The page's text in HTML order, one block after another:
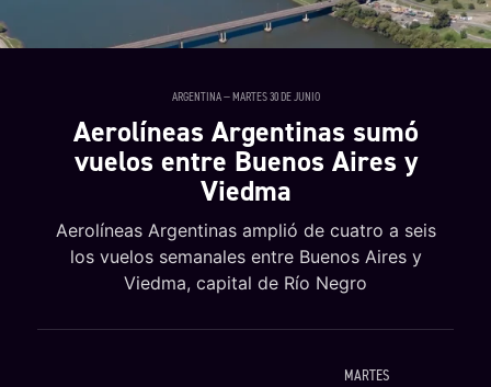
ARGENTINA — MARTES 30 DE JUNIO
Aerolíneas Argentinas sumó
vuelos entre Buenos Aires y
Viedma
Aerolíneas Argentinas amplió de cuatro a seis
los vuelos semanales entre Buenos Aires y
Viedma, capital de Río Negro
MARTES